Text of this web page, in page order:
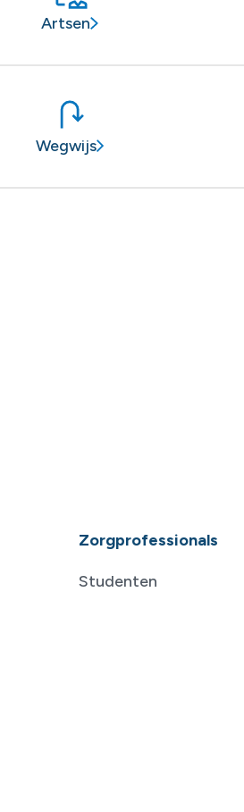
Artsen
Wegwijs
Zorgprofessionals
Studenten